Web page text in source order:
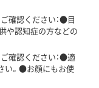
確認ください：●目
や認知症の方などの
確認ください：●適
い。●お顔にもお使